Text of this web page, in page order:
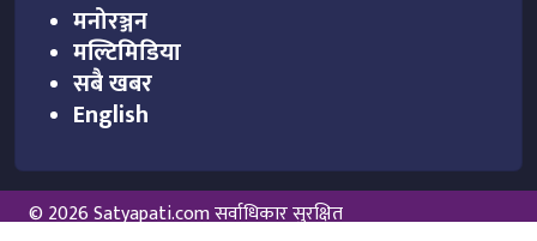
मनोरञ्जन
मल्टिमिडिया
सबै खबर
English
© 2026 Satyapati.com सर्वाधिकार सुरक्षित